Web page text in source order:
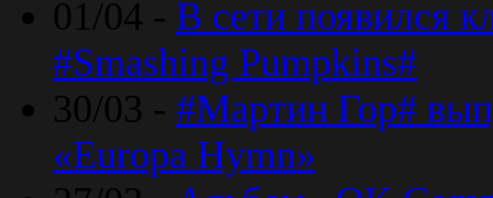
01/04 - В сети появился
#Smashing Pumpkins#
30/03 - #Мартин Гор#
«Europa Hymn»